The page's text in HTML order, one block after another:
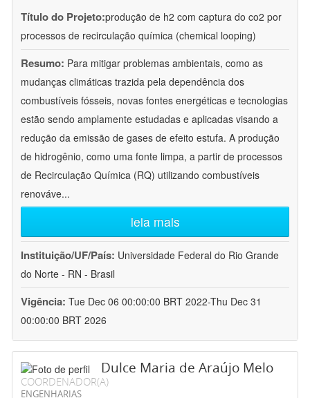
Título do Projeto:produção de h2 com captura do co2 por
processos de recirculação química (chemical looping)
Resumo: Para mitigar problemas ambientais, como as
mudanças climáticas trazida pela dependência dos
combustíveis fósseis, novas fontes energéticas e tecnologias
estão sendo amplamente estudadas e aplicadas visando a
redução da emissão de gases de efeito estufa. A produção
de hidrogênio, como uma fonte limpa, a partir de processos
de Recirculação Química (RQ) utilizando combustíveis
renováve...
leia mais
Instituição/UF/País: Universidade Federal do Rio Grande
do Norte - RN - Brasil
Vigência: Tue Dec 06 00:00:00 BRT 2022-Thu Dec 31
00:00:00 BRT 2026
Dulce Maria de Araújo Melo
COORDENADOR(A)
ENGENHARIAS